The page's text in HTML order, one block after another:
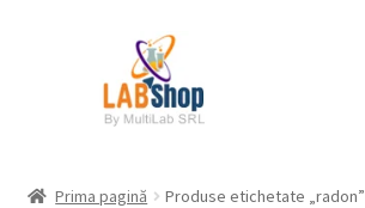
Prima pagină Produse etichetate „radon”